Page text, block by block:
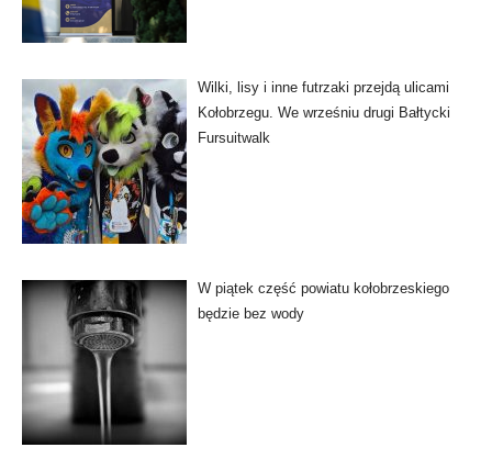
Wilki, lisy i inne futrzaki przejdą ulicami
Kołobrzegu. We wrześniu drugi Bałtycki
Fursuitwalk
W piątek część powiatu kołobrzeskiego
będzie bez wody